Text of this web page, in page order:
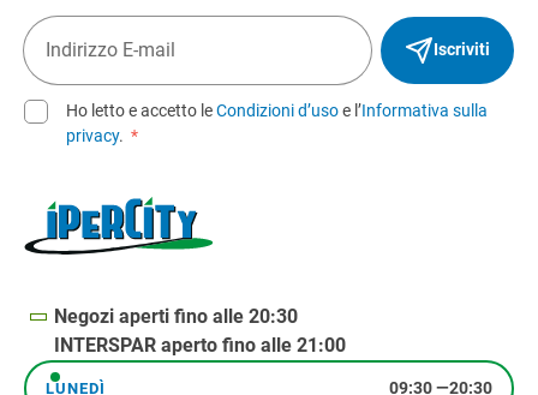
Iscriviti
Ho letto e accetto leCondizioni d’usoe l’Informativa sulla
privacy. *
Negozi aperti fino alle 20:30
INTERSPAR aperto fino alle 21:00
LUNEDÌ 09:30—20:30